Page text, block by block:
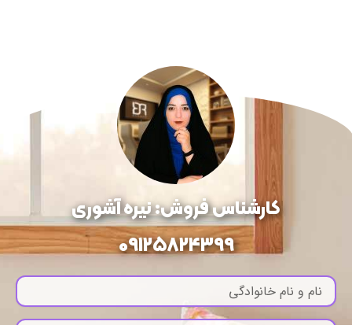
کارشناس فروش: نیره آشوری
09125824399